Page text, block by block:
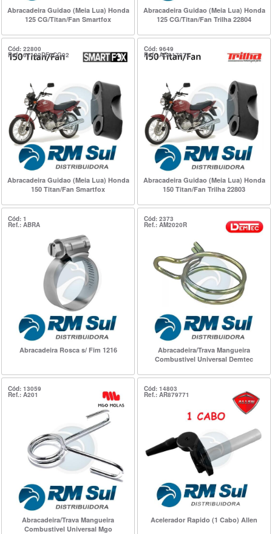
Abracadeira Guidao (Meia Lua) Honda
125 CG/Titan/Fan Smartfox
Abracadeira Guidao (Meia Lua) Honda
125 CG/Titan/Fan Trilha 22804
Cód: 22800
Ref.: 61102DF0CG02
Abracadeira Guidao (Meia Lua) Honda
150 Titan/Fan Smartfox
Cód: 9649
Ref.: AG017872
Abracadeira Guidao (Meia Lua) Honda
150 Titan/Fan Trilha 22803
Cód: 1
Ref.: ABRA
Abracadeira Rosca s/ Fim 1216
Cód: 2373
Ref.: AM2020R
Abracadeira/Trava Mangueira
Combustivel Universal Demtec
Cód: 13059
Ref.: A201
Abracadeira/Trava Mangueira
Combustivel Universal Mgo
Cód: 14803
Ref.: AR879771
Acelerador Rapido (1 Cabo) Allen